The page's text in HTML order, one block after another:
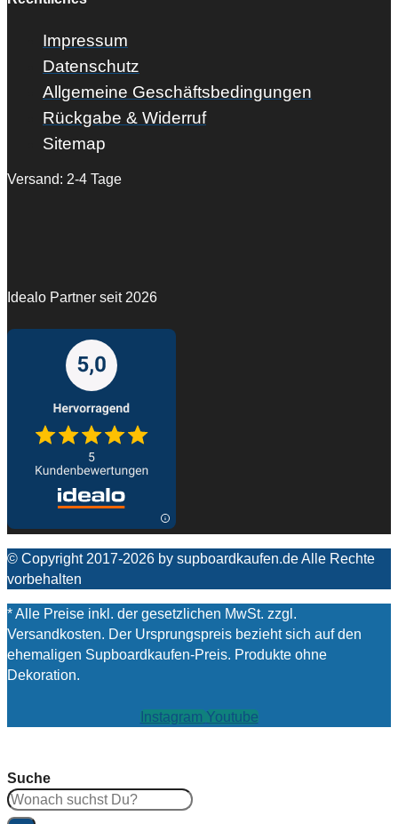
Impressum
Datenschutz
Allgemeine Geschäftsbedingungen
Rückgabe & Widerruf
Sitemap
Versand: 2-4 Tage
Idealo Partner seit 2026
© Copyright 2017-2026 by supboardkaufen.de Alle Rechte
vorbehalten
* Alle Preise inkl. der gesetzlichen MwSt. zzgl.
Versandkosten. Der Ursprungspreis bezieht sich auf den
ehemaligen Supboardkaufen-Preis. Produkte ohne
Dekoration.
Instagram Youtube
Suche